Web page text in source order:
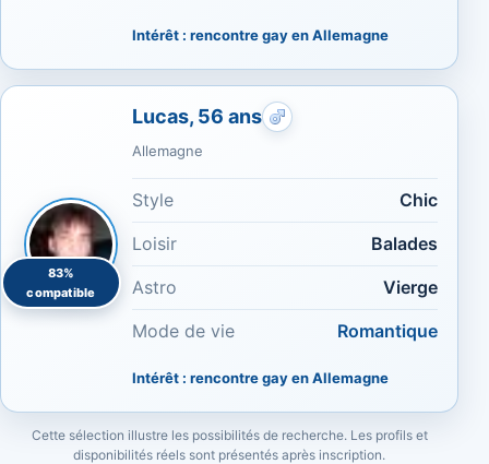
Intérêt : rencontre gay en Allemagne
83%
compatible
Lucas, 56 ans
Rencontres gays :
Allemagne
Style
Chic
Loisir
Balades
Astro
Vierge
Mode de vie
Romantique
Intérêt : rencontre gay en Allemagne
Cette sélection illustre les possibilités de recherche. Les profils et
disponibilités réels sont présentés après inscription.